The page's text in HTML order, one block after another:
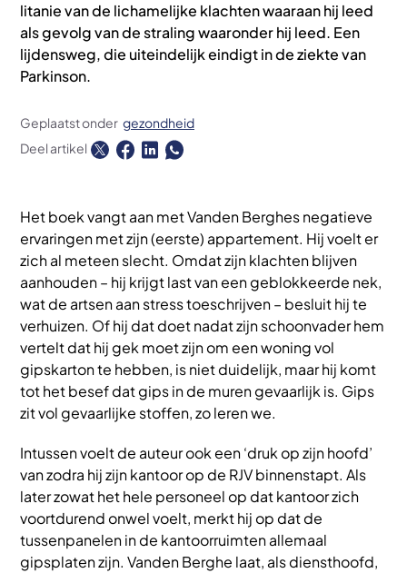
litanie van de lichamelijke klachten waaraan hij leed
als gevolg van de straling waaronder hij leed. Een
lijdensweg, die uiteindelijk eindigt in de ziekte van
Parkinson.
Geplaatst onder gezondheid
Deel artikel
Het boek vangt aan met Vanden Berghes negatieve
ervaringen met zijn (eerste) appartement. Hij voelt er
zich al meteen slecht. Omdat zijn klachten blijven
aanhouden – hij krijgt last van een geblokkeerde nek,
wat de artsen aan stress toeschrijven – besluit hij te
verhuizen. Of hij dat doet nadat zijn schoonvader hem
vertelt dat hij gek moet zijn om een woning vol
gipskarton te hebben, is niet duidelijk, maar hij komt
tot het besef dat gips in de muren gevaarlijk is. Gips
zit vol gevaarlijke stoffen, zo leren we.
Intussen voelt de auteur ook een ‘druk op zijn hoofd’
van zodra hij zijn kantoor op de RJV binnenstapt. Als
later zowat het hele personeel op dat kantoor zich
voortdurend onwel voelt, merkt hij op dat de
tussenpanelen in de kantoorruimten allemaal
gipsplaten zijn. Vanden Berghe laat, als diensthoofd,